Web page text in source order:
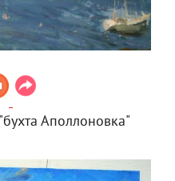
Аполлоновка"